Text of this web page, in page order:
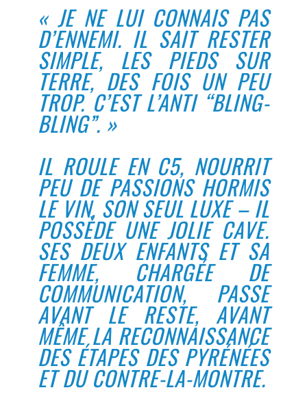
« JE NE LUI CONNAIS PAS
D’ENNEMI. IL SAIT RESTER
SIMPLE, LES PIEDS SUR
TERRE, DES FOIS UN PEU
TROP. C’EST L’ANTI “BLING-
BLING”. »
IL ROULE EN C5, NOURRIT
PEU DE PASSIONS HORMIS
LE VIN, SON SEUL LUXE – IL
POSSÈDE UNE JOLIE CAVE.
SES DEUX ENFANTS ET SA
FEMME, CHARGÉE DE
COMMUNICATION, PASSE
AVANT LE RESTE, AVANT
MÊME LA RECONNAISSANCE
DES ÉTAPES DES PYRÉNÉES
ET DU CONTRE-LA-MONTRE.